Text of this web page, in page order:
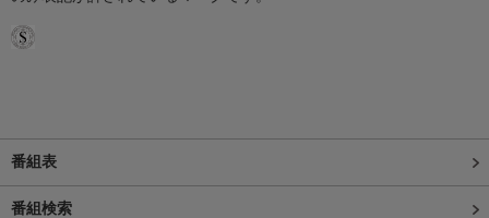
番組表
番組検索